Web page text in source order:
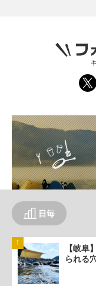
twit
ter
日毎
【岐阜
られる